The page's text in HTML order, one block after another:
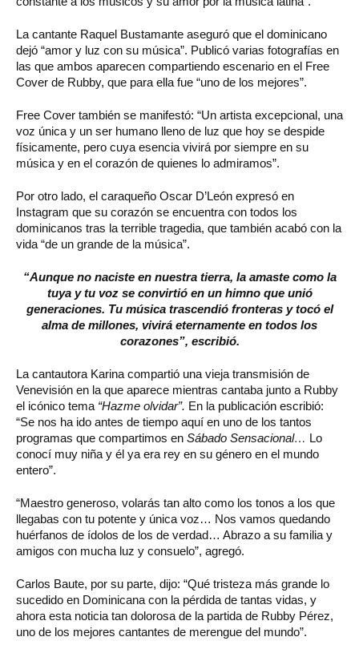
La cantante Raquel Bustamante aseguró que el dominicano
dejó “amor y luz con su música”. Publicó varias fotografías en
las que ambos aparecen compartiendo escenario en el Free
Cover de Rubby, que para ella fue “uno de los mejores”.
Free Cover también se manifestó: “Un artista excepcional, una
voz única y un ser humano lleno de luz que hoy se despide
físicamente, pero cuya esencia vivirá por siempre en su
música y en el corazón de quienes lo admiramos”.
Por otro lado, el caraqueño Oscar D’León expresó en
Instagram que su corazón se encuentra con todos los
dominicanos tras la terrible tragedia, que también acabó con la
vida “de un grande de la música”.
“Aunque no naciste en nuestra tierra, la amaste como la
tuya y tu voz se convirtió en un himno que unió
generaciones. Tu música trascendió fronteras y tocó el
alma de millones, vivirá eternamente en todos los
corazones”, escribió.
La cantautora Karina compartió una vieja transmisión de
Venevisión en la que aparece mientras cantaba junto a Rubby
el icónico tema “Hazme olvidar”. En la publicación escribió:
“Se nos ha ido antes de tiempo aquí en uno de los tantos
programas que compartimos en Sábado Sensacional… Lo
conocí muy niña y él ya era rey en su género en el mundo
entero”.
“Maestro generoso, volarás tan alto como los tonos a los que
llegabas con tu potente y única voz… Nos vamos quedando
huérfanos de ídolos de los de verdad… Abrazo a su familia y
amigos con mucha luz y consuelo”, agregó.
Carlos Baute, por su parte, dijo: “Qué tristeza más grande lo
sucedido en Dominicana con la pérdida de tantas vidas, y
ahora esta noticia tan dolorosa de la partida de Rubby Pérez,
uno de los mejores cantantes de merengue del mundo”.